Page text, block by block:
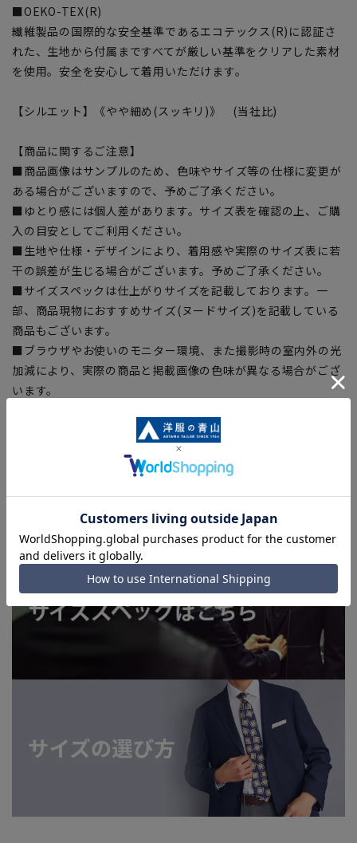
■OEKO-TEX(R)
繊維製品の国際的な安全基準であるエコテックス(R)に認証さ
れた、生地から付属まですべてが厳しい基準をクリアした素材
を使用。安全を安心して着用いただけます。
【シルエット】《やや細め(スッキリ)》 (当社比)
【商品に関するご注意】
■商品画像はサンプルのため、色味やサイズ等の仕様に変更が
ある場合がございますので、予めご了承ください。
■ゆとり感には個人差があります。サイズ表を確認の上、ご購
入の目安としてご利用ください。
■生地や仕様・デザインにより、着用感や実際のサイズ表に若
干の誤差が生じる場合がございます。予めご了承ください。
■サイズスペックは仕上がりサイズを記載しております。一
部、商品現物におすすめサイズ(ヌードサイズ)を記載している
商品もございます。
■ブラウザやお使いのモニター環境、また撮影時の室内外の光
加減により、実際の商品と掲載画像の色味が異なる場合がござ
います。
上、ご注文いただいたタイミングにより欠品が発生し、ご注文
を完了できない場合がございます。予めご了承ください。
■お急ぎ発送のご注文につきましても、ご注文のタイミングに